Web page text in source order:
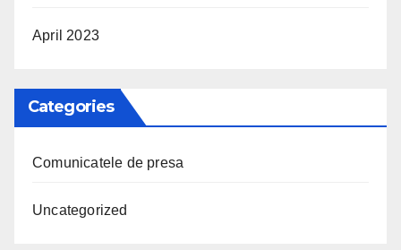
April 2023
Categories
Comunicatele de presa
Uncategorized